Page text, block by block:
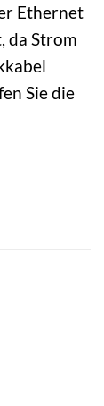
Ethernet
da Strom
Sie die